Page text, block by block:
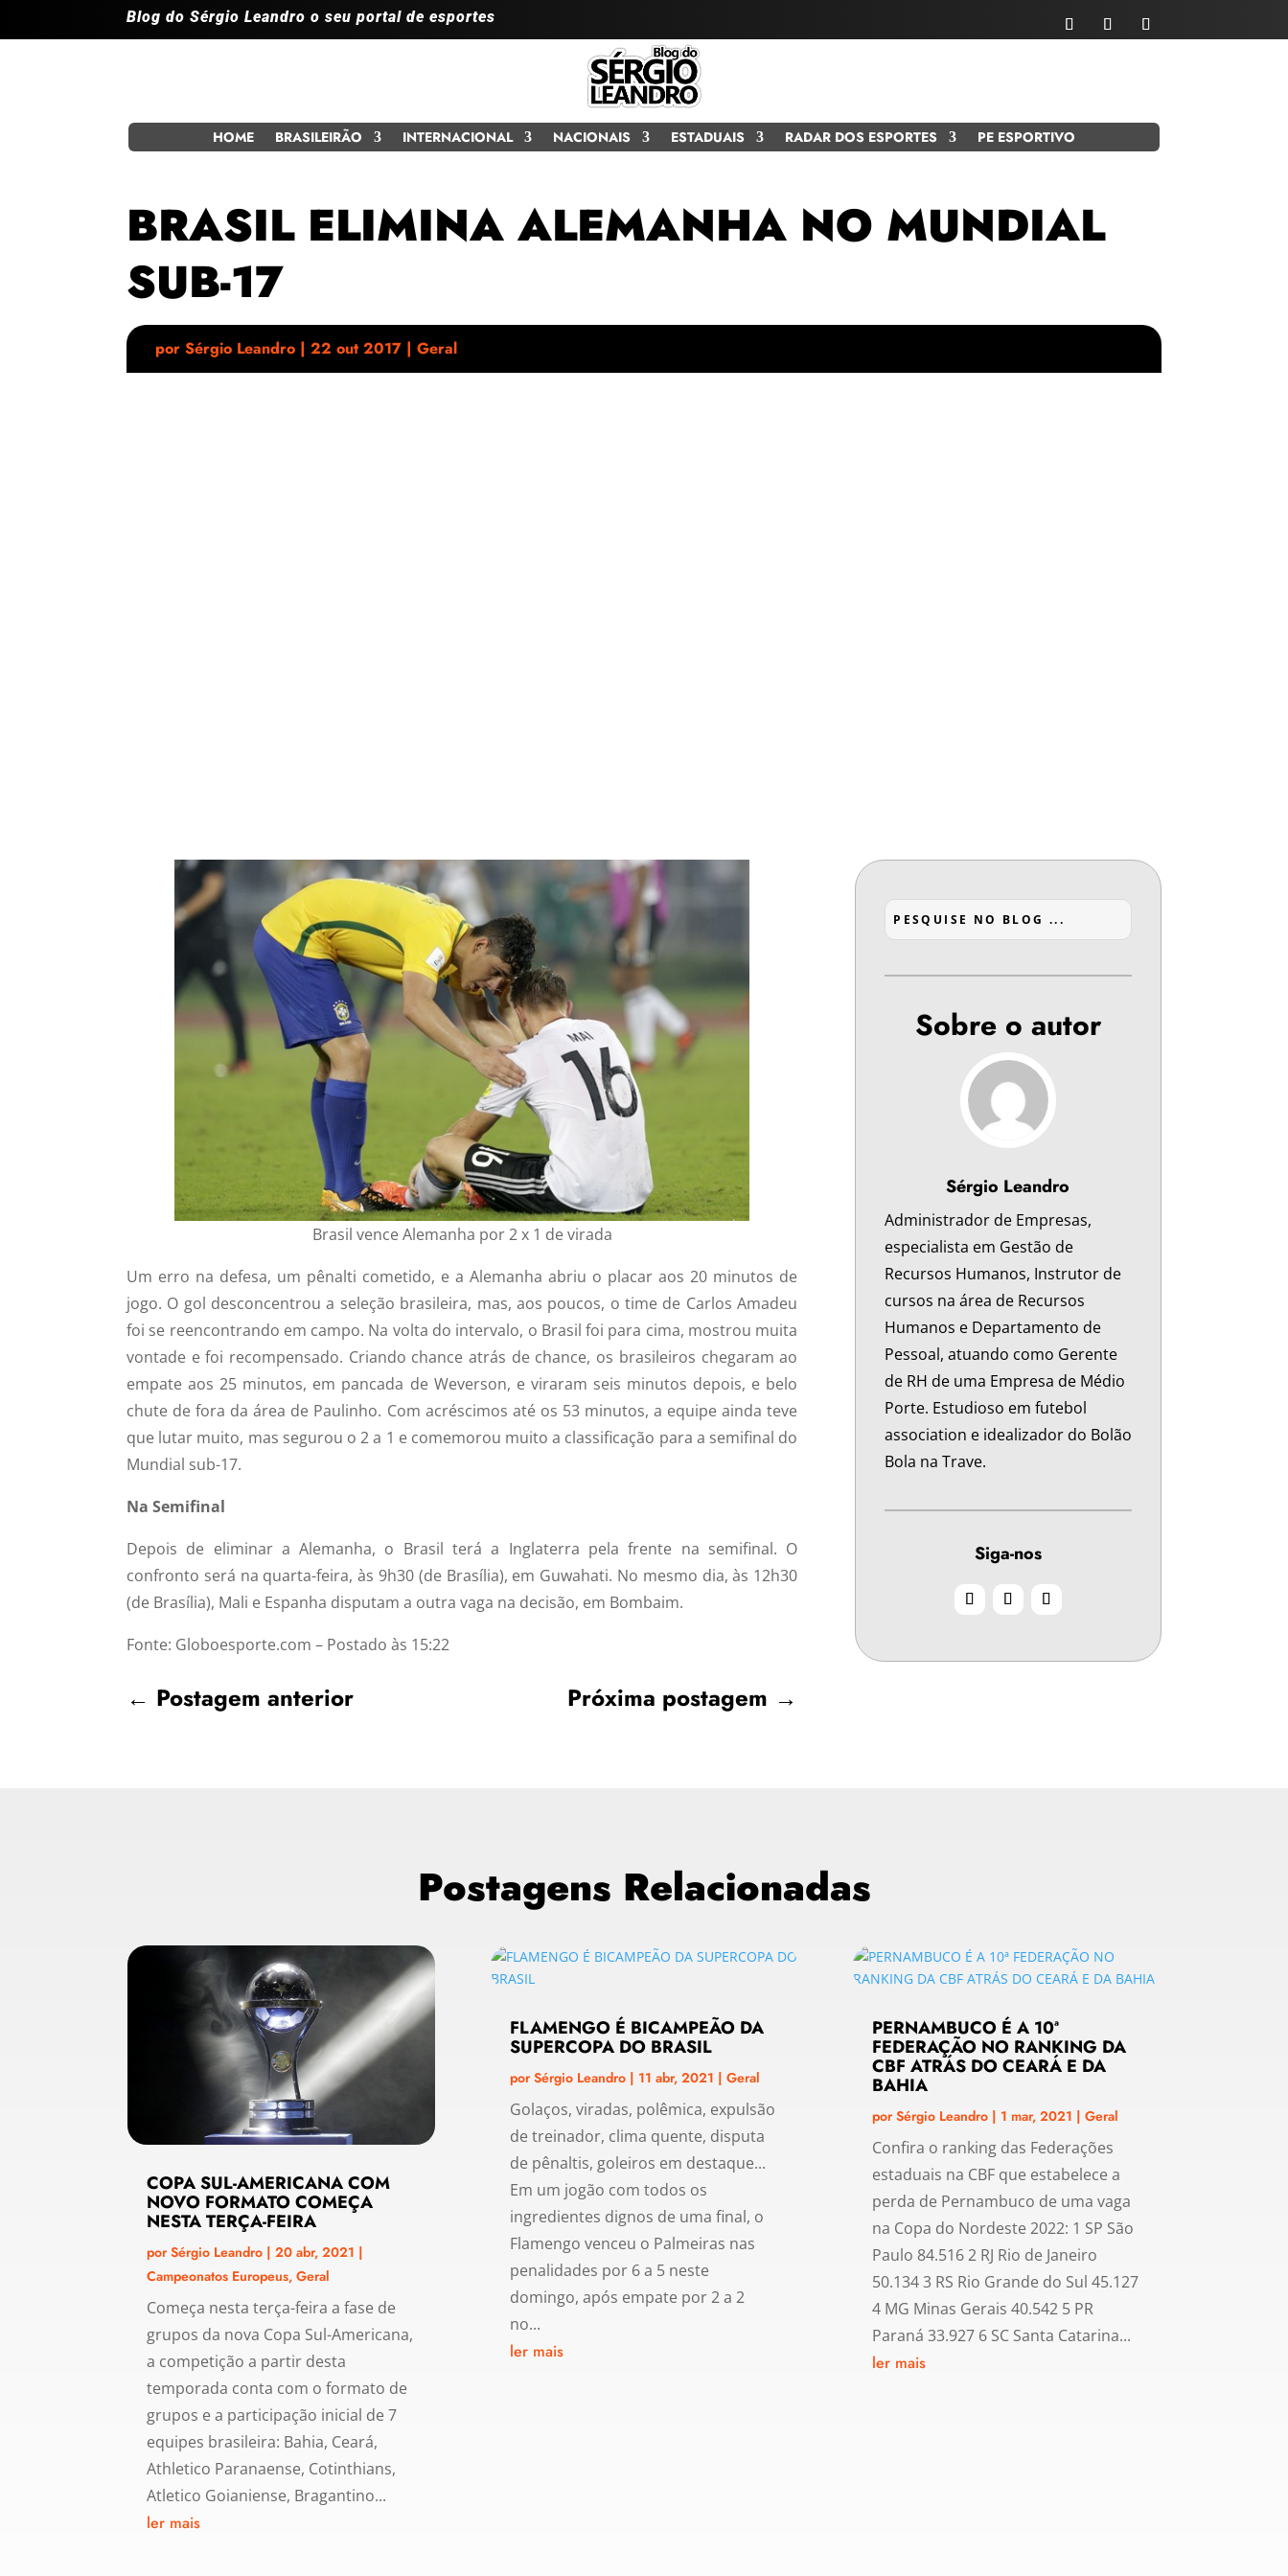
Blog do Sérgio Leandro o seu portal de esportes
HOME BRASILEIRÃO INTERNACIONAL NACIONAIS ESTADUAIS RADAR DOS ESPORTES PE ESPORTIVO
BRASIL ELIMINA ALEMANHA NO MUNDIAL
SUB-17
por Sérgio Leandro | 22 out 2017 | Geral
Brasil vence Alemanha por 2 x 1 de virada
Um erro na defesa, um pênalti cometido, e a Alemanha abriu o placar aos 20 minutos de
jogo. O gol desconcentrou a seleção brasileira, mas, aos poucos, o time de Carlos Amadeu
foi se reencontrando em campo. Na volta do intervalo, o Brasil foi para cima, mostrou muita
vontade e foi recompensado. Criando chance atrás de chance, os brasileiros chegaram ao
empate aos 25 minutos, em pancada de Weverson, e viraram seis minutos depois, e belo
chute de fora da área de Paulinho. Com acréscimos até os 53 minutos, a equipe ainda teve
que lutar muito, mas segurou o 2 a 1 e comemorou muito a classificação para a semifinal do
Mundial sub-17.
Na Semifinal
Depois de eliminar a Alemanha, o Brasil terá a Inglaterra pela frente na semifinal. O
confronto será na quarta-feira, às 9h30 (de Brasília), em Guwahati. No mesmo dia, às 12h30
(de Brasília), Mali e Espanha disputam a outra vaga na decisão, em Bombaim.
Fonte: Globoesporte.com – Postado às 15:22
← Postagem anterior Próxima postagem →
Sobre o autor
Sérgio Leandro
Administrador de Empresas,
especialista em Gestão de
Recursos Humanos, Instrutor de
cursos na área de Recursos
Humanos e Departamento de
Pessoal, atuando como Gerente
de RH de uma Empresa de Médio
Porte. Estudioso em futebol
association e idealizador do Bolão
Bola na Trave.
Siga-nos
Postagens Relacionadas
COPA SUL-AMERICANA COM
NOVO FORMATO COMEÇA
NESTA TERÇA-FEIRA
porSérgio Leandro |20 abr, 2021 |
Campeonatos Europeus,Geral
Começa nesta terça-feira a fase de
grupos da nova Copa Sul-Americana,
a competição a partir desta
temporada conta com o formato de
grupos e a participação inicial de 7
equipes brasileira: Bahia, Ceará,
Athletico Paranaense, Cotinthians,
Atletico Goianiense, Bragantino...
ler mais
FLAMENGO É BICAMPEÃO DA
SUPERCOPA DO BRASIL
porSérgio Leandro| 11 abr, 2021 | Geral
Golaços, viradas, polêmica, expulsão
de treinador, clima quente, disputa
de pênaltis, goleiros em destaque...
Em um jogão com todos os
ingredientes dignos de uma final, o
Flamengo venceu o Palmeiras nas
penalidades por 6 a 5 neste
domingo, após empate por 2 a 2
no...
ler mais
PERNAMBUCO É A 10ª
FEDERAÇÃO NO RANKING DA
CBF ATRÁS DO CEARÁ E DA
BAHIA
porSérgio Leandro| 1 mar, 2021 | Geral
Confira o ranking das Federações
estaduais na CBF que estabelece a
perda de Pernambuco de uma vaga
na Copa do Nordeste 2022: 1 SP São
Paulo 84.516 2 RJ Rio de Janeiro
50.134 3 RS Rio Grande do Sul 45.127
4 MG Minas Gerais 40.542 5 PR
Paraná 33.927 6 SC Santa Catarina...
ler mais